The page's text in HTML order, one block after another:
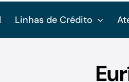
Linhas de Crédito